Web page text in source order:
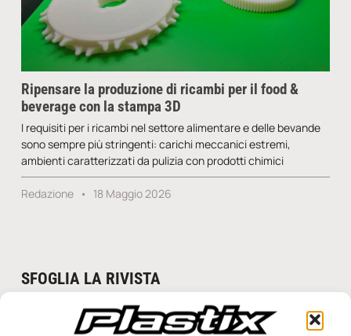
Ripensare la produzione di ricambi per il food &
beverage con la stampa 3D
I requisiti per i ricambi nel settore alimentare e delle bevande
sono sempre più stringenti: carichi meccanici estremi,
ambienti caratterizzati da pulizia con prodotti chimici
Redazione 18 Maggio 2026
SFOGLIA LA RIVISTA